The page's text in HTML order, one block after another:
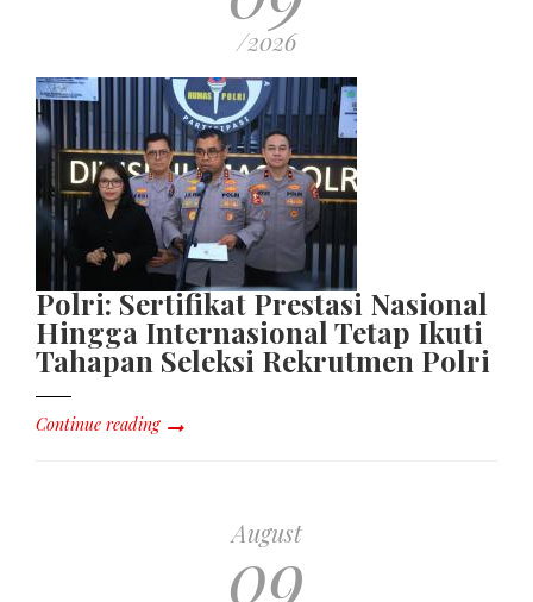
/2026
Polri: Sertifikat Prestasi Nasional
Hingga Internasional Tetap Ikuti
Tahapan Seleksi Rekrutmen Polri
Continue reading
August
09